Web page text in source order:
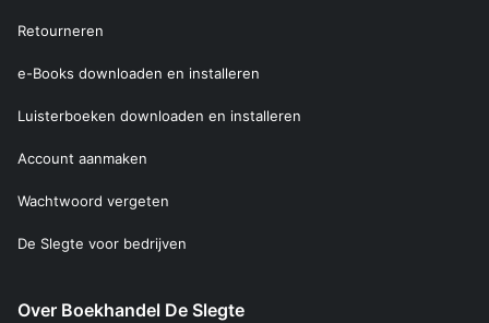
Retourneren
e-Books downloaden en installeren
Luisterboeken downloaden en installeren
Account aanmaken
Wachtwoord vergeten
De Slegte voor bedrijven
Over Boekhandel De Slegte